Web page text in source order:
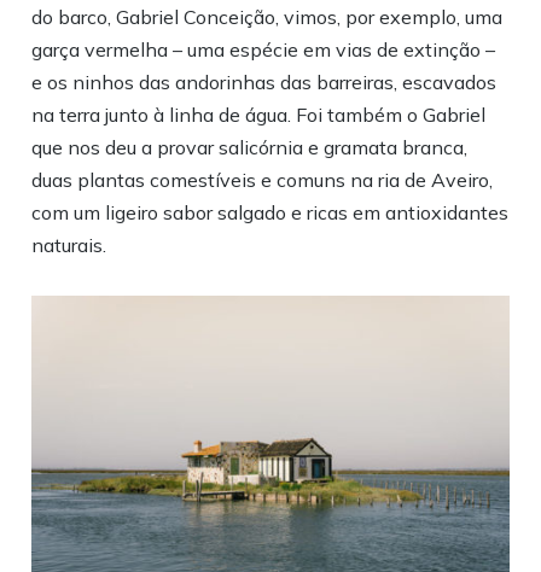
do barco, Gabriel Conceição, vimos, por exemplo, uma
garça vermelha – uma espécie em vias de extinção –
e os ninhos das andorinhas das barreiras, escavados
na terra junto à linha de água. Foi também o Gabriel
que nos deu a provar salicórnia e gramata branca,
duas plantas comestíveis e comuns na ria de Aveiro,
com um ligeiro sabor salgado e ricas em antioxidantes
naturais.